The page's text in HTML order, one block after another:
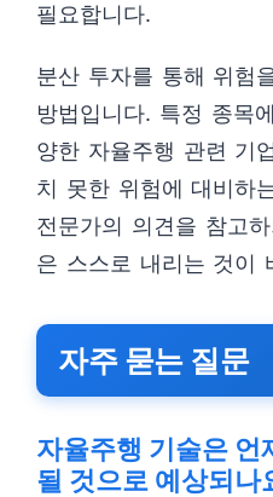
필요합니다.
분산 투자를 통해 위험
방법입니다. 특정 종목
양한 자율주행 관련 기
치 못한 위험에 대비하
전문가의 의견을 참고
은 스스로 내리는 것이
자주 묻는 질문
자율주행 기술은 언
될 것으로 예상되나